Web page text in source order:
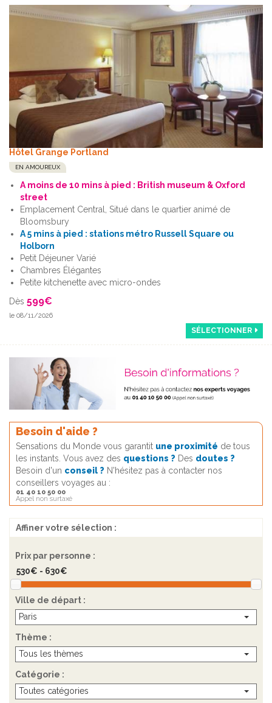
Hôtel Grange Portland
EN AMOUREUX
A moins de 10 mins à pied : British museum & Oxford
street
Emplacement Central, Situé dans le quartier animé de
Bloomsbury
A 5 mins à pied : stations métro Russell Square ou
Holborn
Petit Déjeuner Varié
Chambres Élégantes
Petite kitchenette avec micro-ondes
Dès 599€
le 08/11/2026
SÉLECTIONNER
Besoin d'aide ?
Sensations du Monde vous garantit une proximité de tous
les instants. Vous avez des questions ? Des doutes ?
Besoin d'un conseil ? N'hésitez pas à contacter nos
conseillers voyages au :
01 40 10 50 00
Appel non surtaxé
Affiner votre sélection :
Prix par personne :
Ville de départ :
Paris
Thème :
Tous les thèmes
Catégorie :
Toutes catégories